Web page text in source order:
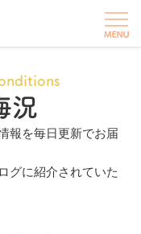
況
報を毎日更新でお届
グに紹介されていた